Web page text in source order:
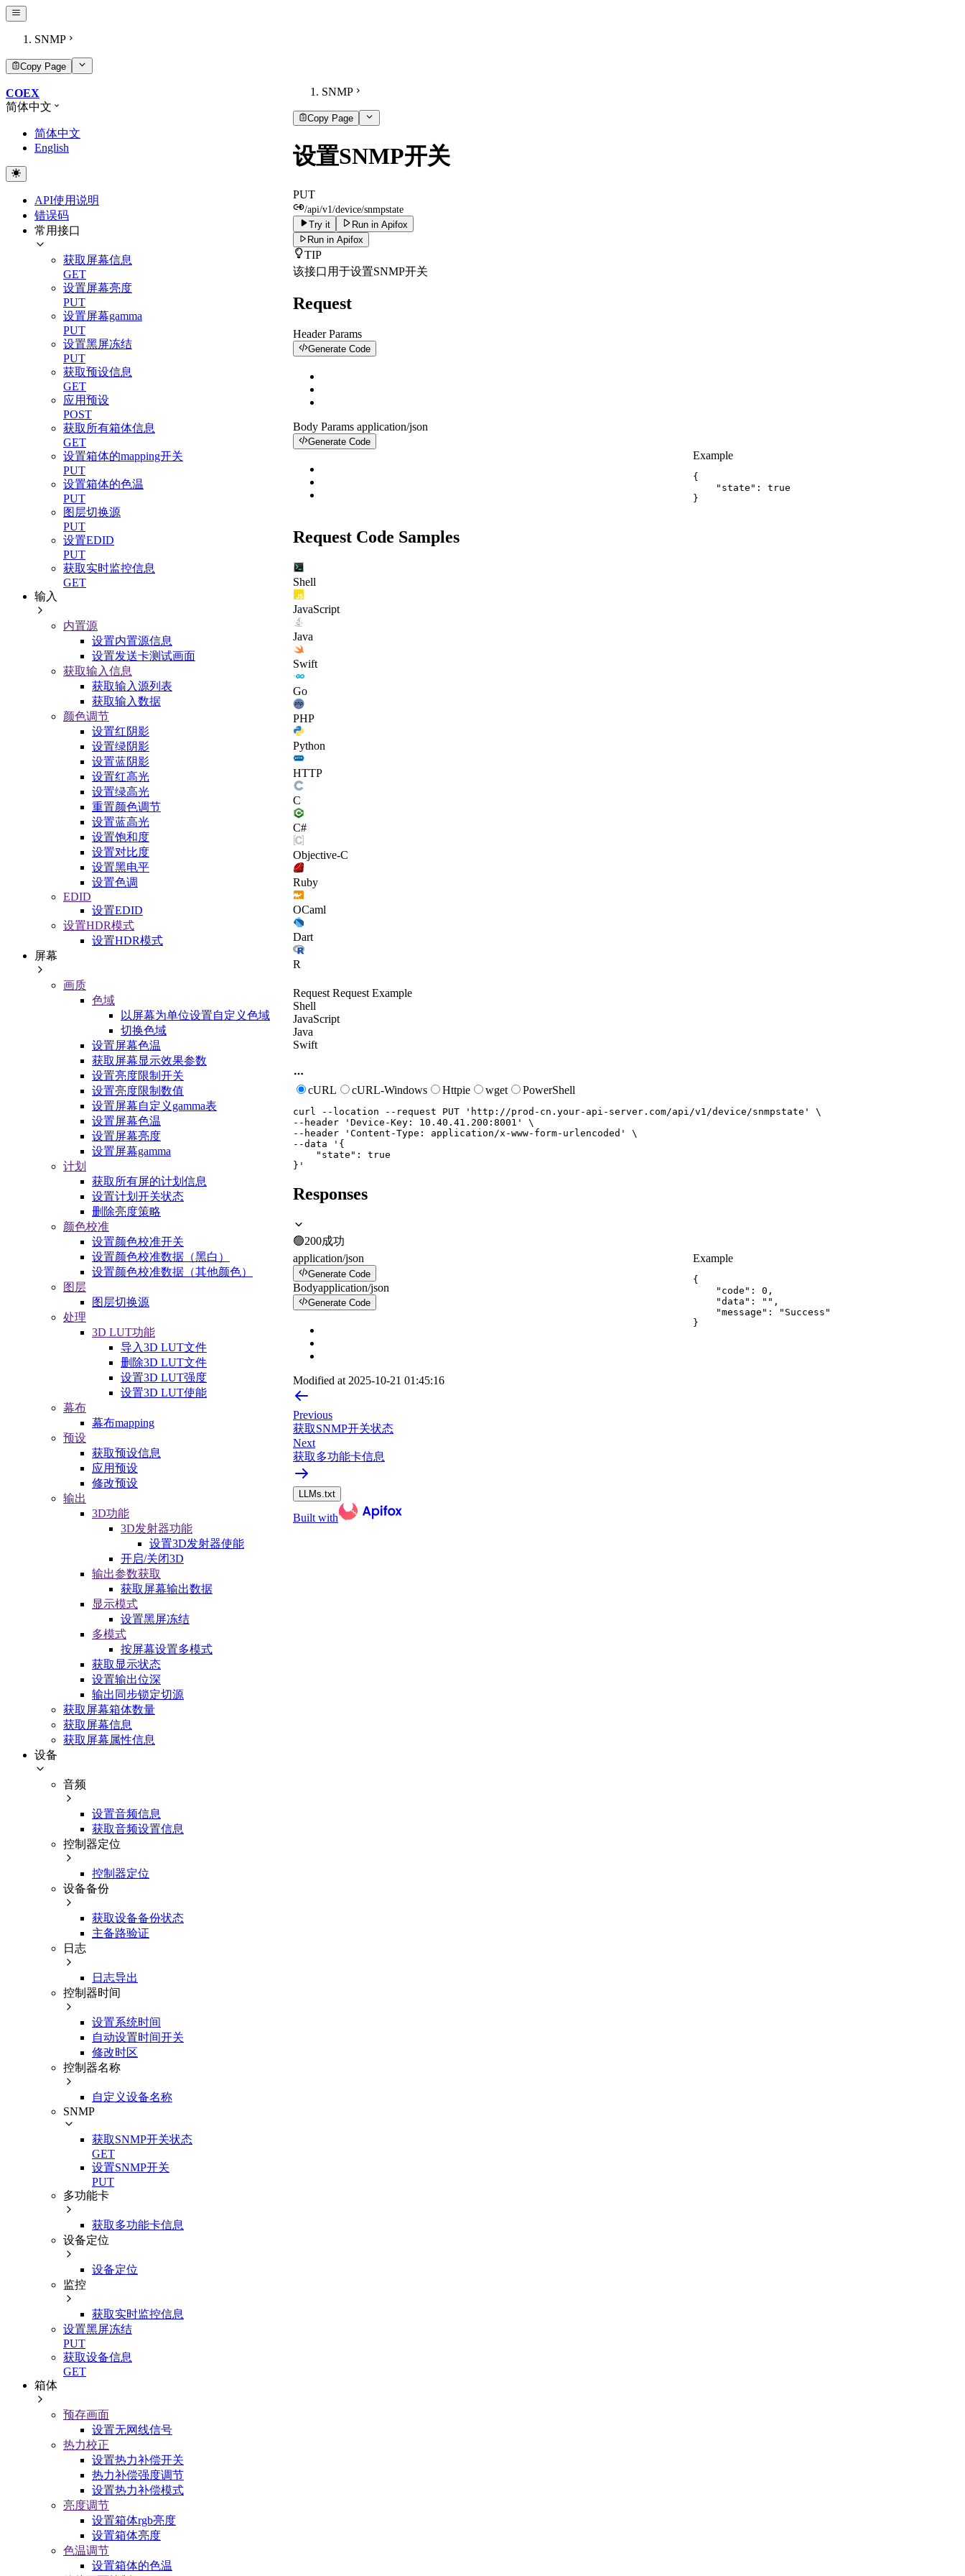
SNMP
Copy Page
COEX
简体中文
简体中文
English
API使用说明
错误码
常用接口
获取屏幕信息
GET
设置屏幕亮度
PUT
设置屏幕gamma
PUT
设置黑屏冻结
PUT
获取预设信息
GET
应用预设
POST
获取所有箱体信息
GET
设置箱体的mapping开关
PUT
设置箱体的色温
PUT
图层切换源
PUT
设置EDID
PUT
获取实时监控信息
GET
输入
内置源
设置内置源信息
设置发送卡测试画面
获取输入信息
获取输入源列表
获取输入数据
颜色调节
设置红阴影
设置绿阴影
设置蓝阴影
设置红高光
设置绿高光
重置颜色调节
设置蓝高光
设置饱和度
设置对比度
设置黑电平
设置色调
EDID
设置EDID
设置HDR模式
设置HDR模式
屏幕
画质
色域
以屏幕为单位设置自定义色域
切换色域
设置屏幕色温
获取屏幕显示效果参数
设置亮度限制开关
设置亮度限制数值
设置屏幕自定义gamma表
设置屏幕色温
设置屏幕亮度
设置屏幕gamma
计划
获取所有屏的计划信息
设置计划开关状态
删除亮度策略
颜色校准
设置颜色校准开关
设置颜色校准数据（黑白）
设置颜色校准数据（其他颜色）
图层
图层切换源
处理
3D LUT功能
导入3D LUT文件
删除3D LUT文件
设置3D LUT强度
设置3D LUT使能
幕布
幕布mapping
预设
获取预设信息
应用预设
修改预设
输出
3D功能
3D发射器功能
设置3D发射器使能
开启/关闭3D
输出参数获取
获取屏幕输出数据
显示模式
设置黑屏冻结
多模式
按屏幕设置多模式
获取显示状态
设置输出位深
输出同步锁定切源
获取屏幕箱体数量
获取屏幕信息
获取屏幕属性信息
设备
音频
设置音频信息
获取音频设置信息
控制器定位
控制器定位
设备备份
获取设备备份状态
主备路验证
日志
日志导出
控制器时间
设置系统时间
自动设置时间开关
修改时区
控制器名称
自定义设备名称
SNMP
获取SNMP开关状态
GET
设置SNMP开关
PUT
多功能卡
获取多功能卡信息
设备定位
设备定位
监控
获取实时监控信息
设置黑屏冻结
PUT
获取设备信息
GET
箱体
预存画面
设置无网线信号
热力校正
设置热力补偿开关
热力补偿强度调节
设置热力补偿模式
亮度调节
设置箱体rgb亮度
设置箱体亮度
色温调节
设置箱体的色温
SNMP
Copy Page
设置SNMP开关
PUT
/api/v1/device/snmpstate
Try it
Run in Apifox
Run in Apifox
TIP
该接口用于设置SNMP开关
Request
Header Params
Generate Code
Body Params application/json
Generate Code
Example
{
"state" :
true
}
Request Code Samples
Shell
JavaScript
Java
Swift
Go
PHP
Python
HTTP
C
C#
Objective-C
Ruby
OCaml
Dart
R
Request Request Example
Shell
JavaScript
Java
Swift
cURL cURL-Windows Httpie wget PowerShell
curl --location --request PUT 'http://prod-cn.your-api-server.com/api/v1/device/snmpstate'
--header
'Device-Key: 10.40.41.200:8001'
--header
'Content-Type: application/x-www-form-urlencoded'
--data
'{
    "state": true
}'
Responses
🟢200成功
application/json
Generate Code
Bodyapplication/json
Generate Code
Example
{
"code" : 0 ,
"data" : "" ,
"message" :
"Success"
}
Modified at 2025-10-21 01:45:16
Previous
获取SNMP开关状态
Next
获取多功能卡信息
LLMs.txt
Built with